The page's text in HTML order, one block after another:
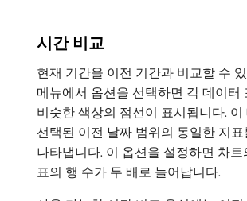
시간 비교
현재 기간을 이전 기간과 비교할 수
메뉴에서 옵션을 선택하면 각 데이터
비슷한 색상의 점선이 표시됩니다. 이
선택된 이전 날짜 범위의 동일한 지표
나타냅니다. 이 옵션을 설정하면 차
표의 행 수가 두 배로 늘어납니다.